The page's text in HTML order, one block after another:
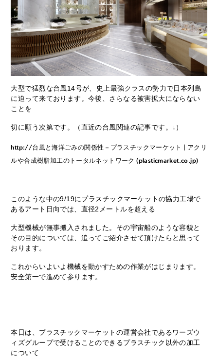
大型で猛烈な台風14号が、史上最強クラスの勢力で日本列島
に迫って来ております。今後、さらなる被害拡大にならない
ことを
切に願う次第です。（直近の台風関連の記事です。↓）
http://台風と海洋ごみの関係性 – プラスチックマーケット | アクリ
ルや合成樹脂加工のトータルネットワーク (plasticmarket.co.jp)
このような中の9/19にプラスチックマーケットの協力工場で
あるアート日向では、直径2メートルを超える
大型機械が無事搬入されました。その宇宙船のような容貌と
その目的については、追ってご紹介させて頂けたらと思って
おります。
これからいよいよ機械を動かすための作業がはじまります。
安全第一で進めて参ります。
本日は、プラスチックマーケットの運営会社であるワーズウ
ィズグループで受けることのできるプラスチック以外の加工
について